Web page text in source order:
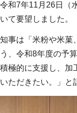
令和7年11月26日（
いて要望しました。
知事は「米粉や米菓
う、令和8年度の予
積極的に支援し、加
いただきたい。」と